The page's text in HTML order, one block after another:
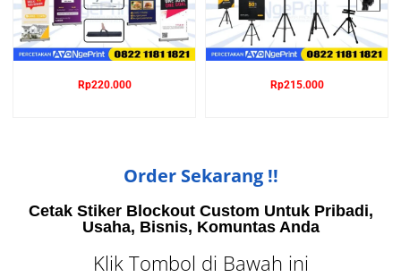
Rp220.000 Rp215.000
Order Sekarang !!
Cetak Stiker Blockout Custom Untuk Pribadi,
Usaha, Bisnis, Komuntas Anda
Klik Tombol di Bawah ini